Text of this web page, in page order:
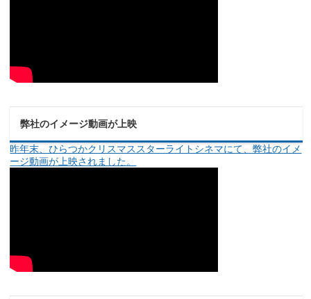
弊社のイメージ動画が上映
昨年末、ひらつかクリスマススターライトシネマにて、弊社のイメ
ージ動画が上映されました。